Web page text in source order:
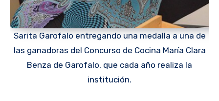
Sarita Garofalo entregando una medalla a una de
las ganadoras del Concurso de Cocina María Clara
Benza de Garofalo, que cada año realiza la
institución.